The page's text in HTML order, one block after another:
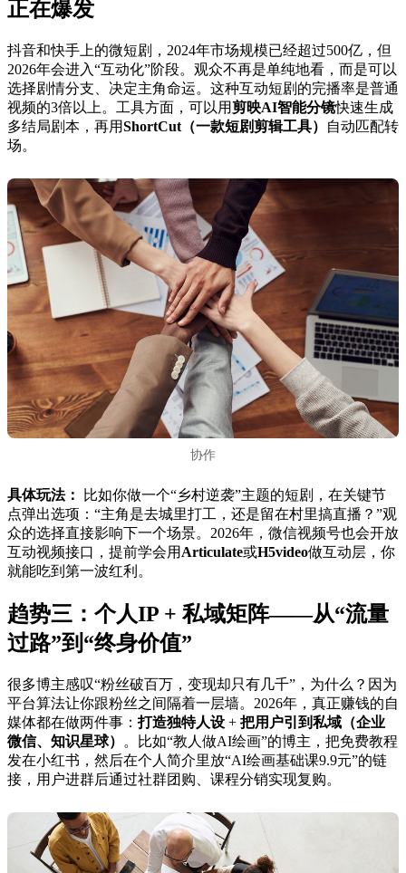
正在爆发
抖音和快手上的微短剧，2024年市场规模已经超过500亿，但
2026年会进入“互动化”阶段。观众不再是单纯地看，而是可以
选择剧情分支、决定主角命运。这种互动短剧的完播率是普通
视频的3倍以上。工具方面，可以用剪映AI智能分镜快速生成
多结局剧本，再用ShortCut（一款短剧剪辑工具）
自动匹配转
场。
协作
具体玩法：
比如你做一个“乡村逆袭”主题的短剧，在关键节
点弹出选项：“主角是去城里打工，还是留在村里搞直播？”观
众的选择直接影响下一个场景。2026年，微信视频号也会开放
互动视频接口，提前学会用Articulate或H5video做互动层，你
就能吃到第一波红利。
趋势三：个人IP + 私域矩阵——从“流量
过路”到“终身价值”
很多博主感叹“粉丝破百万，变现却只有几千”，为什么？因为
平台算法让你跟粉丝之间隔着一层墙。2026年，真正赚钱的自
媒体都在做两件事：打造独特人设 + 把用户引到私域（企业
微信、知识星球）
。比如“教人做AI绘画”的博主，把免费教程
发在小红书，然后在个人简介里放“AI绘画基础课9.9元”的链
接，用户进群后通过社群团购、课程分销实现复购。